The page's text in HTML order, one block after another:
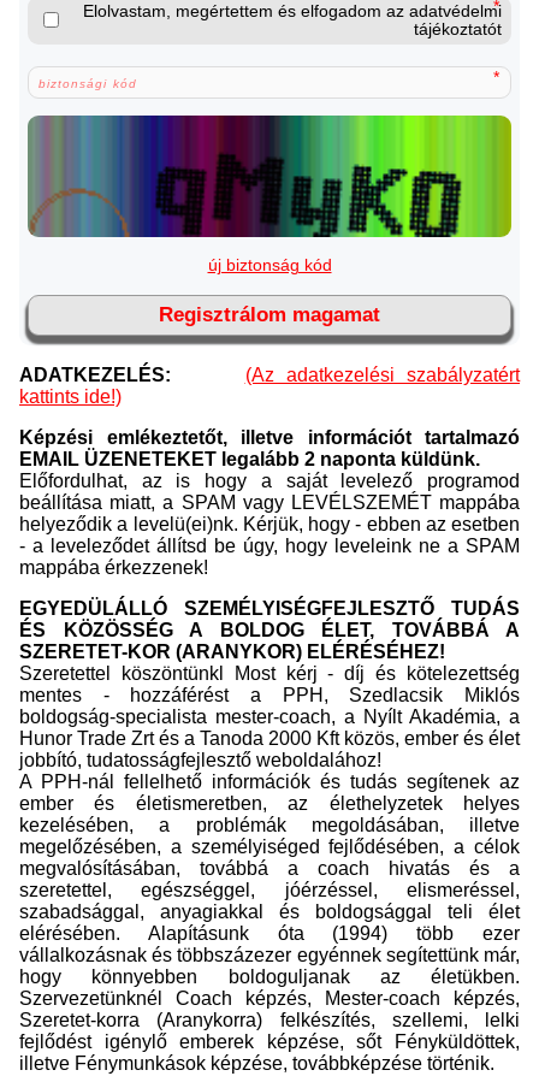
Elolvastam, megértettem és elfogadom az adatvédelmi
tájékoztatót
új biztonság kód
Regisztrálom magamat
ADATKEZELÉS:
(Az adatkezelési szabályzatért
kattints ide!)
Képzési emlékeztetőt, illetve információt tartalmazó
EMAIL ÜZENETEKET legalább 2 naponta küldünk.
Előfordulhat, az is hogy a saját levelező programod
beállítása miatt, a SPAM vagy LEVÉLSZEMÉT mappába
helyeződik a levelü(ei)nk. Kérjük, hogy - ebben az esetben
- a leveleződet állítsd be úgy, hogy leveleink ne a SPAM
mappába érkezzenek!
EGYEDÜLÁLLÓ SZEMÉLYISÉGFEJLESZTŐ TUDÁS
ÉS KÖZÖSSÉG A BOLDOG ÉLET, TOVÁBBÁ A
SZERETET-KOR (ARANYKOR) ELÉRÉSÉHEZ!
Szeretettel köszöntünkl Most kérj - díj és kötelezettség
mentes - hozzáférést a PPH, Szedlacsik Miklós
boldogság-specialista mester-coach, a Nyílt Akadémia, a
Hunor Trade Zrt és a Tanoda 2000 Kft közös, ember és élet
jobbító, tudatosságfejlesztő weboldalához!
A PPH-nál fellelhető információk és tudás segítenek az
ember és életismeretben, az élethelyzetek helyes
kezelésében, a problémák megoldásában, illetve
megelőzésében, a személyiséged fejlődésében, a célok
megvalósításában, továbbá a coach hivatás és a
szeretettel, egészséggel, jóérzéssel, elismeréssel,
szabadsággal, anyagiakkal és boldogsággal teli élet
elérésében. Alapításunk óta (1994) több ezer
vállalkozásnak és többszázezer egyénnek segítettünk már,
hogy könnyebben boldoguljanak az életükben.
Szervezetünknél Coach képzés, Mester-coach képzés,
Szeretet-korra (Aranykorra) felkészítés, szellemi, lelki
fejlődést igénylő emberek képzése, sőt Fényküldöttek,
illetve Fénymunkások képzése, továbbképzése történik.